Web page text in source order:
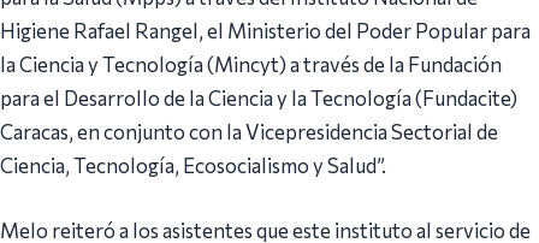
Higiene Rafael Rangel, el Ministerio del Poder Popular para
la Ciencia y Tecnología (Mincyt) a través de la Fundación
para el Desarrollo de la Ciencia y la Tecnología (Fundacite)
Caracas, en conjunto con la Vicepresidencia Sectorial de
Ciencia, Tecnología, Ecosocialismo y Salud”.
Melo reiteró a los asistentes que este instituto al servicio de